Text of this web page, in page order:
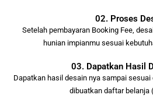
02. Proses
Setelah pembayaran Booking Fee,
hunian impianmu sesuai
03. Dapatkan Hasil
Dapatkan hasil desain nya sampai
dibuatkan daftar belanja